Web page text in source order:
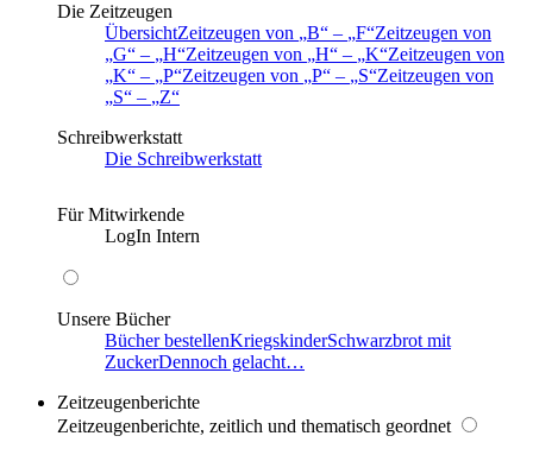
Die Zeitzeugen
ÜbersichtZeitzeugen von B – F Zeitzeugen von
G
– H Zeitzeugen von H – K Zeitzeugen von
K
– P Zeitzeugen von P – S Zeitzeugen von
S
–
Z
Schreibwerkstatt
Die Schreibwerkstatt
Für Mitwirkende
LogIn Intern
Unsere Bücher
Bücher bestellenKriegskinderSchwarzbrot mit
ZuckerDennoch gelacht…
Zeitzeugenberichte
Zeitzeugenberichte, zeitlich und thematisch geordnet